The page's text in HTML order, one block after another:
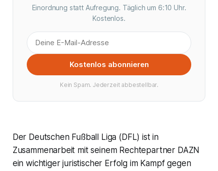
Einordnung statt Aufregung. Täglich um 6:10 Uhr.
Kostenlos.
Kostenlos abonnieren
Kein Spam. Jederzeit abbestellbar.
Der Deutschen Fußball Liga (DFL) ist in
Zusammenarbeit mit seinem Rechtepartner DAZN
ein wichtiger juristischer Erfolg im Kampf gegen